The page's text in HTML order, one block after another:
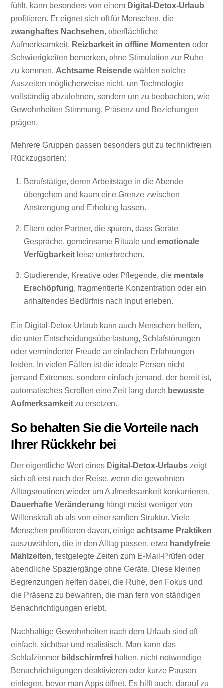
fühlt, kann besonders von einem Digital-Detox-Urlaub
profitieren. Er eignet sich oft für Menschen, die
zwanghaftes Nachsehen, oberflächliche
Aufmerksamkeit, Reizbarkeit in offline Momenten oder
Schwierigkeiten bemerken, ohne Stimulation zur Ruhe
zu kommen. Achtsame Reisende wählen solche
Auszeiten möglicherweise nicht, um Technologie
vollständig abzulehnen, sondern um zu beobachten, wie
Gewohnheiten Stimmung, Präsenz und Beziehungen
prägen.
Mehrere Gruppen passen besonders gut zu technikfreien
Rückzugsorten:
Berufstätige, deren Arbeitstage in die Abende
übergehen und kaum eine Grenze zwischen
Anstrengung und Erholung lassen.
Eltern oder Partner, die spüren, dass Geräte
Gespräche, gemeinsame Rituale und emotionale
Verfügbarkeit leise unterbrechen.
Studierende, Kreative oder Pflegende, die mentale
Erschöpfung, fragmentierte Konzentration oder ein
anhaltendes Bedürfnis nach Input erleben.
Ein Digital-Detox-Urlaub kann auch Menschen helfen,
die unter Entscheidungsüberlastung, Schlafstörungen
oder verminderter Freude an einfachen Erfahrungen
leiden. In vielen Fällen ist die ideale Person nicht
jemand Extremes, sondern einfach jemand, der bereit ist,
automatisches Scrollen eine Zeit lang durch bewusste
Aufmerksamkeit zu ersetzen.
So behalten Sie die Vorteile nach
Ihrer Rückkehr bei
Der eigentliche Wert eines Digital-Detox-Urlaubs zeigt
sich oft erst nach der Reise, wenn die gewohnten
Alltagsroutinen wieder um Aufmerksamkeit konkurrieren.
Dauerhafte Veränderung hängt meist weniger von
Willenskraft ab als von einer sanften Struktur. Viele
Menschen profitieren davon, einigeachtsame Praktiken
auszuwählen, die in den Alltag passen, etwa handyfreie
Mahlzeiten, festgelegte Zeiten zum E-Mail-Prüfen oder
abendliche Spaziergänge ohne Geräte. Diese kleinen
Begrenzungen helfen dabei, die Ruhe, den Fokus und
die Präsenz zu bewahren, die man fern von ständigen
Benachrichtigungen erlebt.
Nachhaltige Gewohnheiten nach dem Urlaub sind oft
einfach, sichtbar und realistisch. Man kann das
Schlafzimmer bildschirmfrei halten, nicht notwendige
Benachrichtigungen deaktivieren oder kurze Pausen
einlegen, bevor man Apps öffnet. Es hilft auch, darauf zu